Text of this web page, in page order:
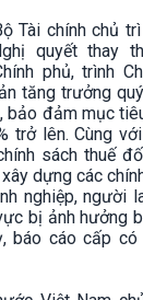
Tài chính chủ
quyết thay
phủ, trình
tăng trưởng
bảo đảm mục
trở lên. Cùng
sách thuế
dựng các
nghiệp, người
bị ảnh hưởng
báo cáo cấp